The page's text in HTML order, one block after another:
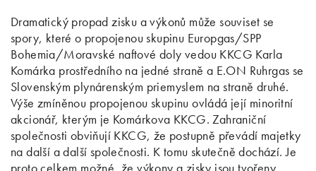
Dramatický propad zisku a výkonů může souviset se
spory, které o propojenou skupinu Europgas/SPP
Bohemia/Moravské naftové doly vedou KKCG Karla
Komárka prostředního na jedné straně a E.ON Ruhrgas se
Slovenským plynárenským priemyslem na straně druhé.
Výše zmíněnou propojenou skupinu ovládá její minoritní
akcionář, kterým je Komárkova KKCG. Zahraniční
společnosti obviňují KKCG, že postupně převádí majetky
na další a další společnosti. K tomu skutečně dochází. Je